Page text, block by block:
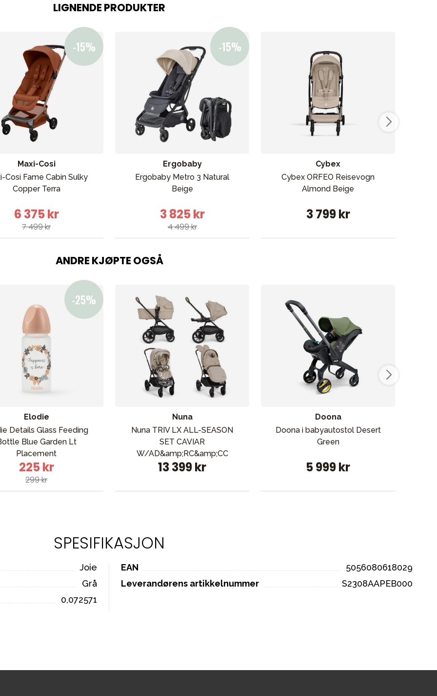
LIGNENDE PRODUKTER
Maxi-Cosi
Cosi Fame Cabin Sulky
Copper Terra
6 375 kr
7 499 kr
Ergobaby
Ergobaby Metro 3 Natural
Beige
3 825 kr
4 499 kr
Cybex
Cybex ORFEO Reisevogn
Almond Beige
3 799 kr
ANDRE KJØPTE OGSÅ
Elodie
Details Glass Feeding
Blue Garden Lt
Placement
225 kr
299 kr
Nuna
Nuna TRIV LX ALL-SEASON
SET CAVIAR
W/AD&amp;RC&amp;CC
COSMOPOLITAN
13 399 kr
Doona
Doona i babyautostol Desert
Green
5 999 kr
SPESIFIKASJON
Joie
Grå
0,072571
EAN
5056080618029
Leverandørens artikkelnummer
S2308AAPEB000
Outlet Veiledning Kontakt oss på Butikken vår